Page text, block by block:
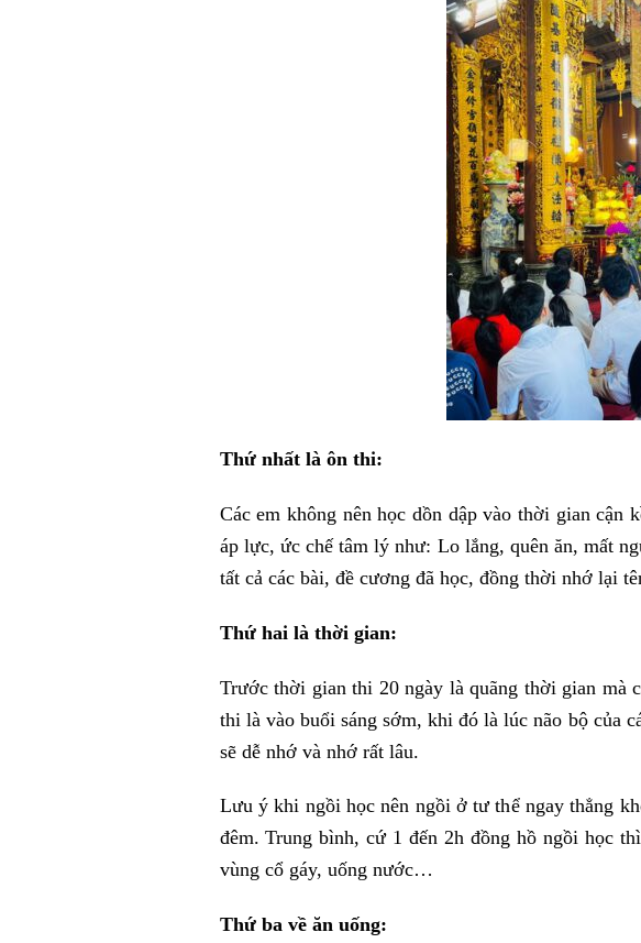
Thứ nhất là ôn thi:
Các em không nên học dồn dập vào thời gian
áp lực, ức chế tâm lý như: Lo lắng, quên ăn, mất
tất cả các bài, đề cương đã học, đồng thời nhớ lại
Thứ hai là thời gian:
Trước thời gian thi 20 ngày là quãng thời gian mà
thi là vào buổi sáng sớm, khi đó là lúc não bộ của
sẽ dễ nhớ và nhớ rất lâu.
Lưu ý khi ngồi học nên ngồi ở tư thể ngay thẳng
đêm. Trung bình, cứ 1 đến 2h đồng hồ ngồi học
vùng cổ gáy, uống nước…
Thứ ba về ăn uống: